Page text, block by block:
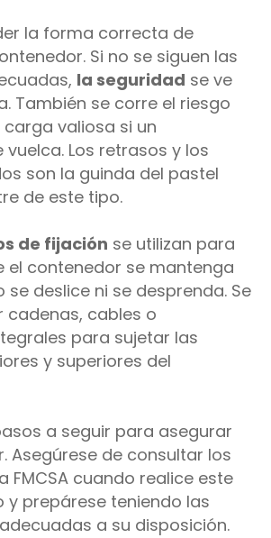
la forma correcta de
Si no se siguen las
la seguridad se ve
También se corre el riesgo
valiosa si un
Los retrasos y los
son la guinda del pastel
de este tipo.
de fijación se utilizan para
el contenedor se mantenga
se deslice ni se desprenda. Se
cadenas, cables o
para sujetar las
y superiores del
a seguir para asegurar
Asegúrese de consultar los
FMCSA cuando realice este
y prepárese teniendo las
a su disposición.